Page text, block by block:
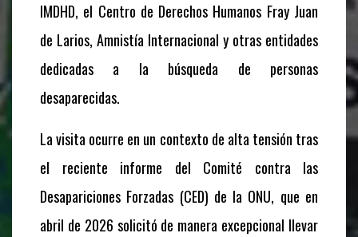
IMDHD, el Centro de Derechos Humanos Fray Juan
de Larios, Amnistía Internacional y otras entidades
dedicadas a la búsqueda de personas
desaparecidas.
La visita ocurre en un contexto de alta tensión tras
el reciente informe del Comité contra las
Desapariciones Forzadas (CED) de la ONU, que en
abril de 2026 solicitó de manera excepcional llevar